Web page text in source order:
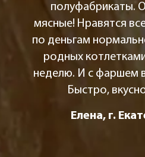
полуфабрикаты.
мясные! Нравятся
по деньгам
родных
неделю. И с фаршем
Быстро,
Елена, г.